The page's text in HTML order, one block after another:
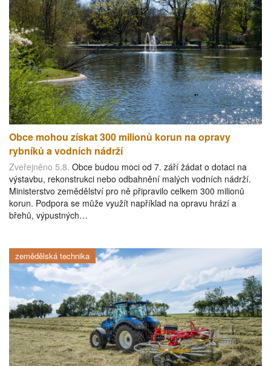
Obce mohou získat 300 milionů korun na opravy
rybníků a vodních nádrží
Zveřejněno 5.8. Obce budou moci od 7. září žádat o dotaci na
výstavbu, rekonstrukci nebo odbahnění malých vodních nádrží.
Ministerstvo zemědělství pro ně připravilo celkem 300 milionů
korun. Podpora se může využít například na opravu hrází a
břehů, výpustných…
zemědělská technika